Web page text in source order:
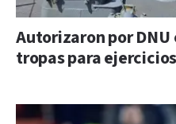
Autorizaron por
tropas para